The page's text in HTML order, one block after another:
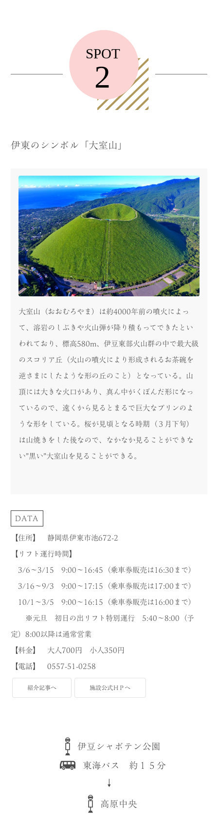
伊東のシンボル「大室山」
大室山（おおむろやま）は約4000年前の噴火によっ
て、溶岩のしぶきや火山弾が降り積もってできたとい
われており、標高580m、伊豆東部火山群の中で最大級
のスコリア丘（火山の噴火により形成されるお茶碗を
逆さまにしたような形の丘のこと）となっている。山
頂には大きな火口があり、真ん中がくぼんだ形になっ
ているので、遠くから見るとまるで巨大なプリンのよ
うな形をしている。桜が見頃となる時期（３月下旬）
は山焼きをした後なので、なかなか見ることができな
い”黒い”大室山を見ることができる。
DATA
【住所】 静岡県伊東市池672-2
【リフト運行時間】
3/6～3/15 9:00～16:45（乗車券販売は16:30まで）
3/16～9/3 9:00～17:15（乗車券販売は17:00まで）
10/1～3/5 9:00～16:15（乗車券販売は16:00まで）
※元旦 初日の出リフト特別運行 5:40～8:00（予
定）8:00以降は通常営業
【料金】 大人700円 小人350円
【電話】 0557-51-0258
紹介記事へ 施設公式ＨＰへ
伊豆シャボテン公園
東海バス 約１５分
↓
高原中央